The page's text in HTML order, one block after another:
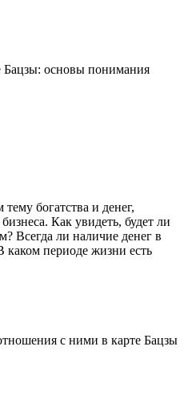
Бацзы: основы понимания
богатства и денег,
Как увидеть, будет ли
Всегда ли наличие денег в
каком периоде жизни есть
с ними в карте Бацзы